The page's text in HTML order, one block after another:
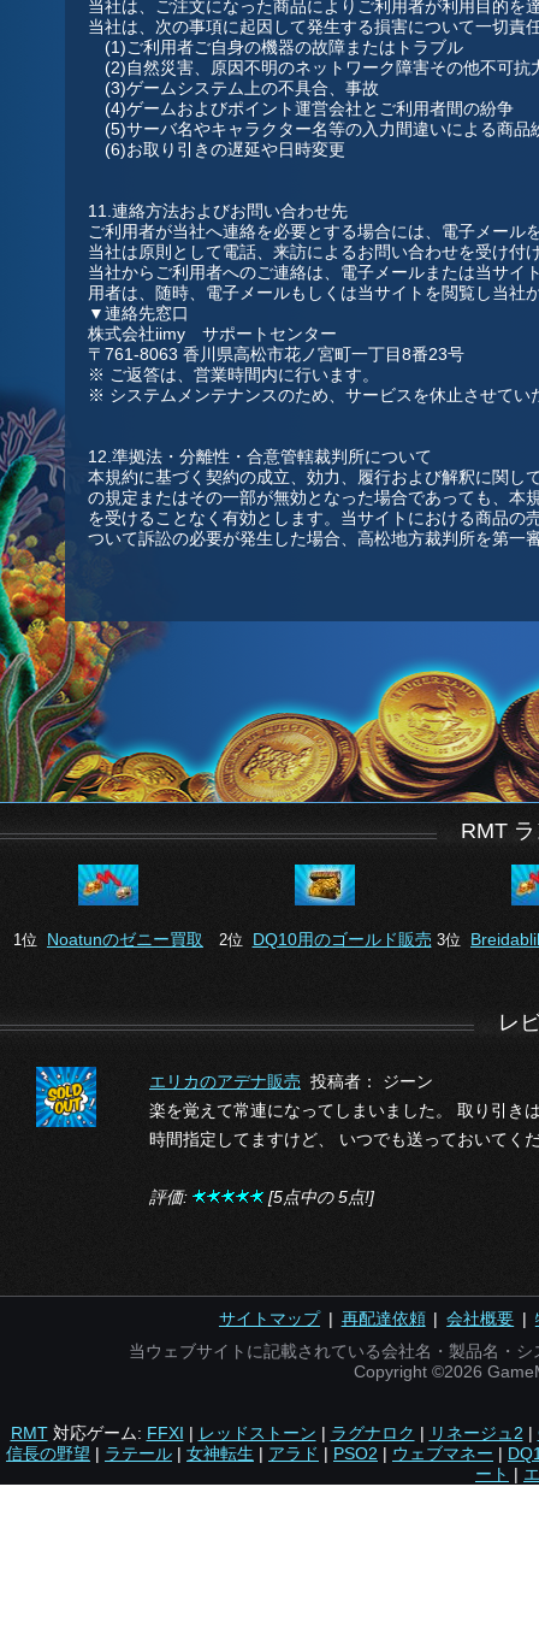
当社は、ご注文になった商品によりご利用者が利用目的
当社は、次の事項に起因して発生する損害について一切責
(1)ご利用者ご自身の機器の故障またはトラブル
(2)自然災害、原因不明のネットワーク障害その他不可抗
(3)ゲームシステム上の不具合、事故
(4)ゲームおよびポイント運営会社とご利用者間の紛争
(5)サーバ名やキャラクター名等の入力間違いによる商品
(6)お取り引きの遅延や日時変更
11.連絡方法およびお問い合わせ先
ご利用者が当社へ連絡を必要とする場合には、電子メール
当社は原則として電話、来訪によるお問い合わせを受け付
当社からご利用者へのご連絡は、電子メールまたは当サ
用者は、随時、電子メールもしくは当サイトを閲覧し当社
▼連絡先窓口
株式会社iimy サポートセンター
〒761-8063 香川県高松市花ノ宮町一丁目8番23号
※ ご返答は、営業時間内に行います。
※ システムメンテナンスのため、サービスを休止させてい
12.準拠法・分離性・合意管轄裁判所について
本規約に基づく契約の成立、効力、履行および解釈に関
の規定またはその一部が無効となった場合であっても、
を受けることなく有効とします。当サイトにおける商品
ついて訴訟の必要が発生した場合、高松地方裁判所を第一
RMT
1位 Noatunのゼニー買取 2位 DQ10用のゴールド販売 3位
レ
エリカのアデナ販売 投稿者： ジーン
楽を覚えて常連になってしまいました。 取り引き
時間指定してますけど、 いつでも送っておいてく
評価: [5点中の 5点!]
サイトマップ| 再配達依頼|会社概要 |
当ウェブサイトに記載されている会社名・製品名・
Copyright ©2026
RMT対応ゲーム: FFXI | レッドストーン | ラグナロク | リネージュ2 |
信長の野望 | ラテール | 女神転生 | アラド | PSO2 | ウェブマネー |
ート |